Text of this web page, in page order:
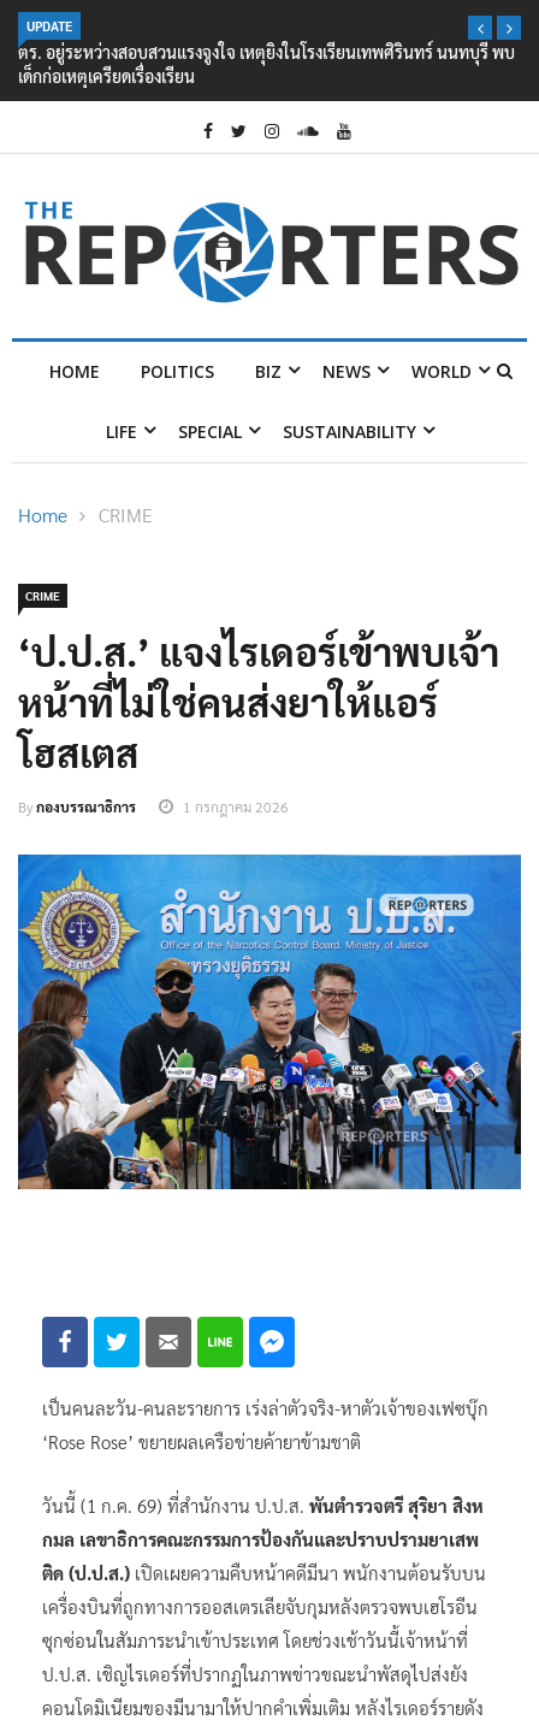
UPDATE
ตร. อยู่ระหว่างสอบสวนแรงจูงใจ เหตุยิงในโรงเรียนเทพศิรินทร์ นนทบุรี พบ
เด็กก่อเหตุเครียดเรื่องเรียน
HOME POLITICS BIZ NEWS WORLD
LIFE SPECIAL SUSTAINABILITY
Home CRIME
CRIME
‘ป.ป.ส.’ แจงไรเดอร์เข้าพบเจ้า
หน้าที่ไม่ใช่คนส่งยาให้แอร์
โฮสเตส
Byกองบรรณาธิการ 1 กรกฎาคม 2026
เป็นคนละวัน-คนละรายการ เร่งล่าตัวจริง-หาตัวเจ้าของเฟซบุ๊ก
‘Rose Rose’ ขยายผลเครือข่ายค้ายาข้ามชาติ
วันนี้ (1 ก.ค. 69) ที่สำนักงาน ป.ป.ส. พันตำรวจตรี สุริยา สิงห
กมล เลขาธิการคณะกรรมการป้องกันและปราบปรามยาเสพ
ติด (ป.ป.ส.) เปิดเผยความคืบหน้าคดีมีนา พนักงานต้อนรับบน
เครื่องบินที่ถูกทางการออสเตรเลียจับกุมหลังตรวจพบเฮโรอีน
ซุกซ่อนในสัมภาระนำเข้าประเทศ โดยช่วงเช้าวันนี้เจ้าหน้าที่
ป.ป.ส. เชิญไรเดอร์ที่ปรากฏในภาพข่าวขณะนำพัสดุไปส่งยัง
คอนโดมิเนียมของมีนามาให้ปากคำเพิ่มเติม หลังไรเดอร์รายดัง